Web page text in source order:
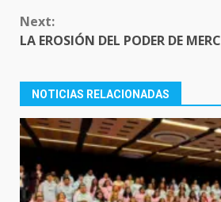
Next:
LA EROSIÓN DEL PODER DE
NOTICIAS RELACIONADAS